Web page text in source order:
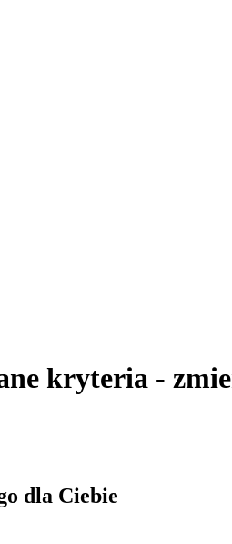
kryteria -
dla Ciebie